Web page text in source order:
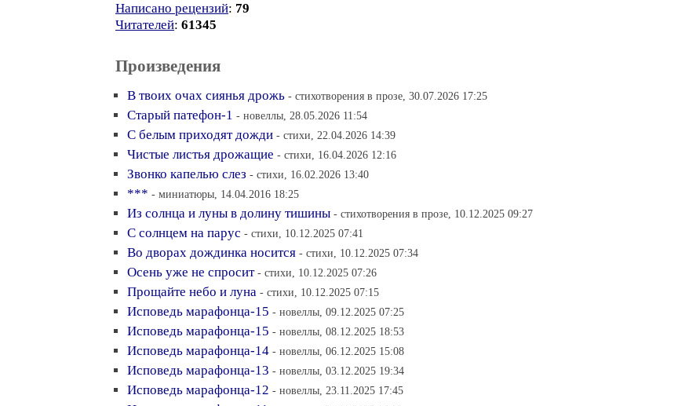
Написано рецензий: 79
Читателей: 61345
Произведения
В твоих очах сиянья дрожь - стихотворения в прозе, 30.07.2026 17:25
Старый патефон-1 - новеллы, 28.05.2026 11:54
С белым приходят дожди - стихи, 22.04.2026 14:39
Чистые листья дрожащие - стихи, 16.04.2026 12:16
Звонко капелью слез - стихи, 16.02.2026 13:40
*** - миниатюры, 14.04.2016 18:25
Из солнца и луны в долину тишины - стихотворения в прозе, 10.12.2025 09:27
С солнцем на парус - стихи, 10.12.2025 07:41
Во дворах дождинка носится - стихи, 10.12.2025 07:34
Осень уже не спросит - стихи, 10.12.2025 07:26
Прощайте небо и луна - стихи, 10.12.2025 07:15
Исповедь марафонца-15 - новеллы, 09.12.2025 07:25
Исповедь марафонца-15 - новеллы, 08.12.2025 18:53
Исповедь марафонца-14 - новеллы, 06.12.2025 15:08
Исповедь марафонца-13 - новеллы, 03.12.2025 19:34
Исповедь марафонца-12 - новеллы, 23.11.2025 17:45